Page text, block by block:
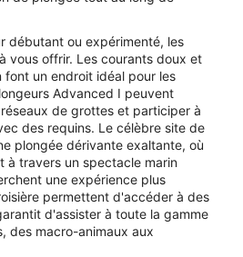
débutant ou expérimenté, les
vous offrir. Les courants doux et
un endroit idéal pour les
Advanced I peuvent
de grottes et participer à
des requins. Le célèbre site de
plongée dérivante exaltante, où
à travers un spectacle marin
une expérience plus
permettent d'accéder à des
d'assister à toute la gamme
des macro-animaux aux